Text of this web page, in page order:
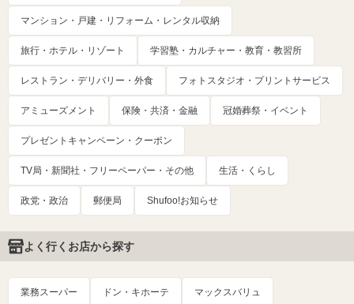
マンション・戸建・リフォーム・レンタル収納
旅行・ホテル・リゾート 学習塾・カルチャー・教育・教習所
レストラン・デリバリー・外食 フォトスタジオ・プリントサービス
アミューズメント 保険・共済・金融 冠婚葬祭・イベント
プレゼントキャンペーン・クーポン
TV局・新聞社・フリーペーパー・その他 生活・くらし
政党・政治 郵便局 Shufoo!お知らせ
よく行くお店から探す
業務スーパー ドン・キホーテ マックスバリュ